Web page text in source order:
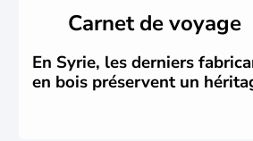
Carnet de voyage
En Syrie, les derniers
en bois préservent un